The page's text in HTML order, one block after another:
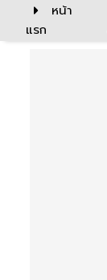
หน้า
แรก